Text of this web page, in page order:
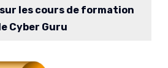
les cours de formation
Cyber Guru